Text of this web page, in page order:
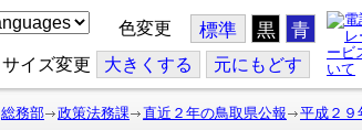
色変更 標準 黒 青
サイズ変更 大きくする 元にもどす
総務部 政策法務課 直近２年の鳥取県公報 平成２９